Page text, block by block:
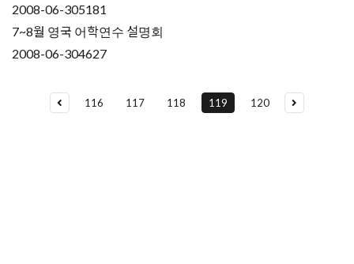
2008-06-305181
7~8월 영국 어학연수 설명회
2008-06-304627
116 117 118 119 120